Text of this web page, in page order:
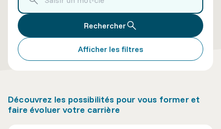
Rechercher
Afficher les filtres
Découvrez les possibilités pour vous former et
faire évoluer votre carrière